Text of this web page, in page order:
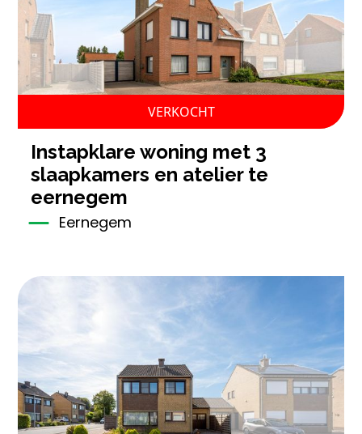
VERKOCHT
instapklare woning met 3
slaapkamers en atelier te
eernegem
Eernegem